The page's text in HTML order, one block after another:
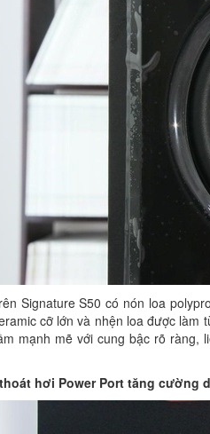
Signature S50 có nón loa
cỡ lớn và nhện loa được làm
mạnh mẽ với cung bậc rõ ràng,
hơi Power Port tăng cường